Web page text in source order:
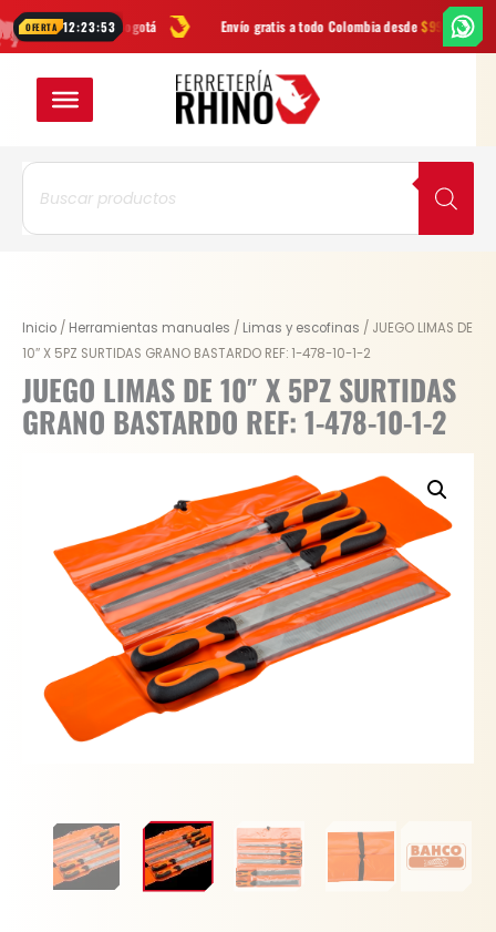
OFERTA 12:23:52
en Bogotá Envío gratis a todo Colombia desde$99.900 Las
al
Búsqueda
productos
Inicio / Herramientas manuales / Limas y escofinas / JUEGO LIMAS DE
10″ X 5PZ SURTIDAS GRANO BASTARDO REF: 1-478-10-1-2
JUEGO LIMAS DE 10″ X 5PZ SURTIDAS
GRANO BASTARDO REF: 1-478-10-1-2
JUEGO
LIMAS
DE
10"
X
BASTARDO
cantidad